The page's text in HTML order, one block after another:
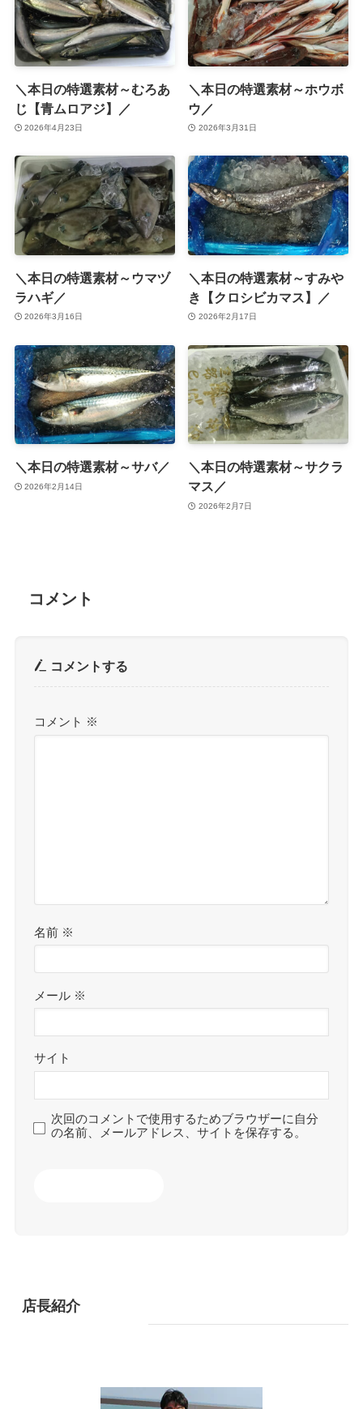
＼本日の特選素材～むろあ
じ【青ムロアジ】／
2026年4月23日
＼本日の特選素材～ホウボ
ウ／
2026年3月31日
＼本日の特選素材～ウマヅ
ラハギ／
2026年3月16日
＼本日の特選素材～すみや
き【クロシビカマス】／
2026年2月17日
＼本日の特選素材～サバ／
2026年2月14日
＼本日の特選素材～サクラ
マス／
2026年2月7日
コメント
コメントする
コメント ※
名前 ※
メール ※
サイト
次回のコメントで使用するためブラウザーに自分
の名前、メールアドレス、サイトを保存する。
店長紹介